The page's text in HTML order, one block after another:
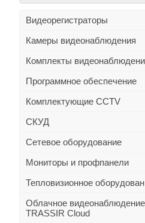
Видеорегистраторы
Камеры видеонаблюдения
Комплекты
Программное обеспечение
Комплектующие CCTV
СКУД
Сетевое оборудование
Мониторы и профпанели
Тепловизионное
Облачное видеонаблюдение
TRASSIR Cloud